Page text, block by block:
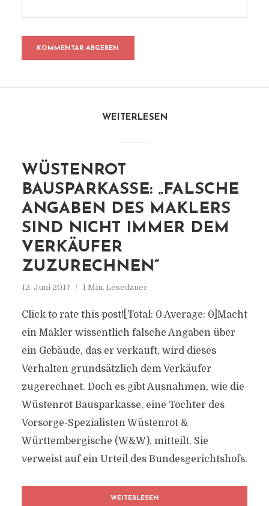
WEITERLESEN
WÜSTENROT
BAUSPARKASSE: „FALSCHE
ANGABEN DES MAKLERS
SIND NICHT IMMER DEM
VERKÄUFER
ZUZURECHNEN“
12. Juni 2017 1 Min. Lesedauer
Click to rate this post![Total: 0 Average: 0]Macht
ein Makler wissentlich falsche Angaben über
ein Gebäude, das er verkauft, wird dieses
Verhalten grundsätzlich dem Verkäufer
zugerechnet. Doch es gibt Ausnahmen, wie die
Wüstenrot Bausparkasse, eine Tochter des
Vorsorge-Spezialisten Wüstenrot &
Württembergische (W&W), mitteilt. Sie
verweist auf ein Urteil des Bundesgerichtshofs.
WEITERLESEN